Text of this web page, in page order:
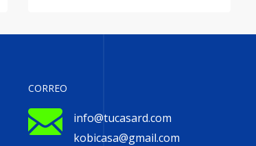
CORREO
info@tucasard.com
kobicasa@gmail.com